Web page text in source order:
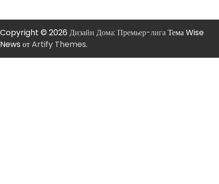
Copyright © 2026 Дизайн Дома: Премьер-лигаТема Wise
News отArtify Themes.